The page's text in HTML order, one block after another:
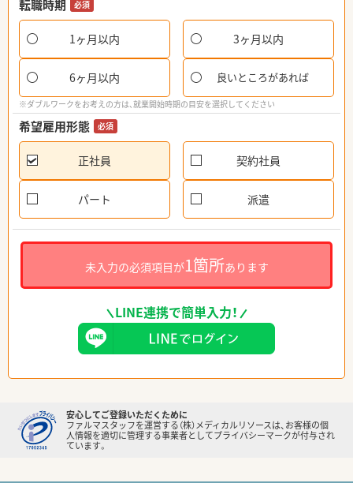
転職時期 必須
1ヶ月以内 3ヶ月以内
6ヶ月以内 良いところがあれば
※ダブルワークをお考えの方は、就業開始時期の目安を選択してください
希望雇用形態 必須
正社員 契約社員
パート 派遣
未入力の必須項目が1箇所あります
LINE連携で簡単入力！
安心してご登録いただくために
ファルマスタッフを運営する（株）メディカルリソースは、お客様の個
人情報を適切に管理する事業者としてプライバシーマークが付与され
ています。